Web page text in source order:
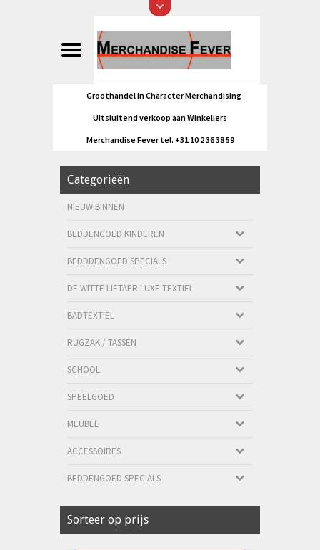
Groothandel in Character Merchandising
Uitsluitend verkoop aan Winkeliers
Merchandise Fever tel. +31 10 2 36 38 59
Categorieën
NIEUW BINNEN
BEDDENGOED KINDEREN
BEDDDENGOED SPECIALS
DE WITTE LIETAER LUXE TEXTIEL
BADTEXTIEL
RUGZAK / TASSEN
SCHOOL
SPEELGOED
MEUBEL
ACCESSOIRES
BEDDENGOED SPECIALS
Sorteer op prijs